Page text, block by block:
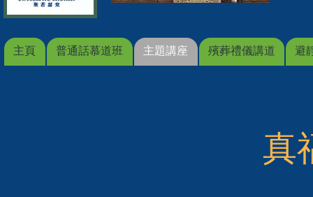
主頁 普通話慕道班 主題講座 殯葬禮儀講道 避
真